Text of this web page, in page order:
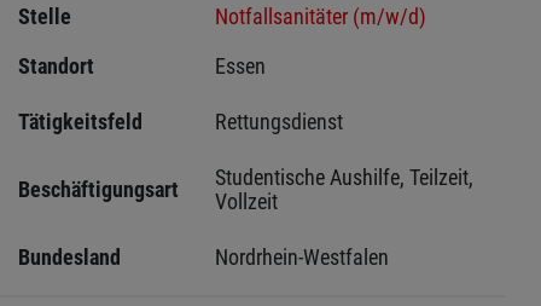
Stelle
Notfallsanitäter (m/w/d)
Standort
Essen
Tätigkeitsfeld Rettungsdienst
Beschäftigungsart
Studentische Aushilfe, Teilzeit,
Vollzeit
Bundesland Nordrhein-Westfalen